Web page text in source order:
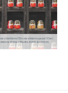
ci battiamo? Di cosa abbiamo paura? Che i
sforna-cittadini, sforna-lavoratori,